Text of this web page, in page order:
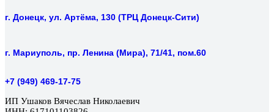
г. Донецк, ул. Артёма, 130 (ТРЦ Донецк-Сити)
г. Мариуполь, пр. Ленина (Мира), 71/41, пом.60
+7 (949) 469-17-75
ИП Ушаков Вячеслав Николаевич